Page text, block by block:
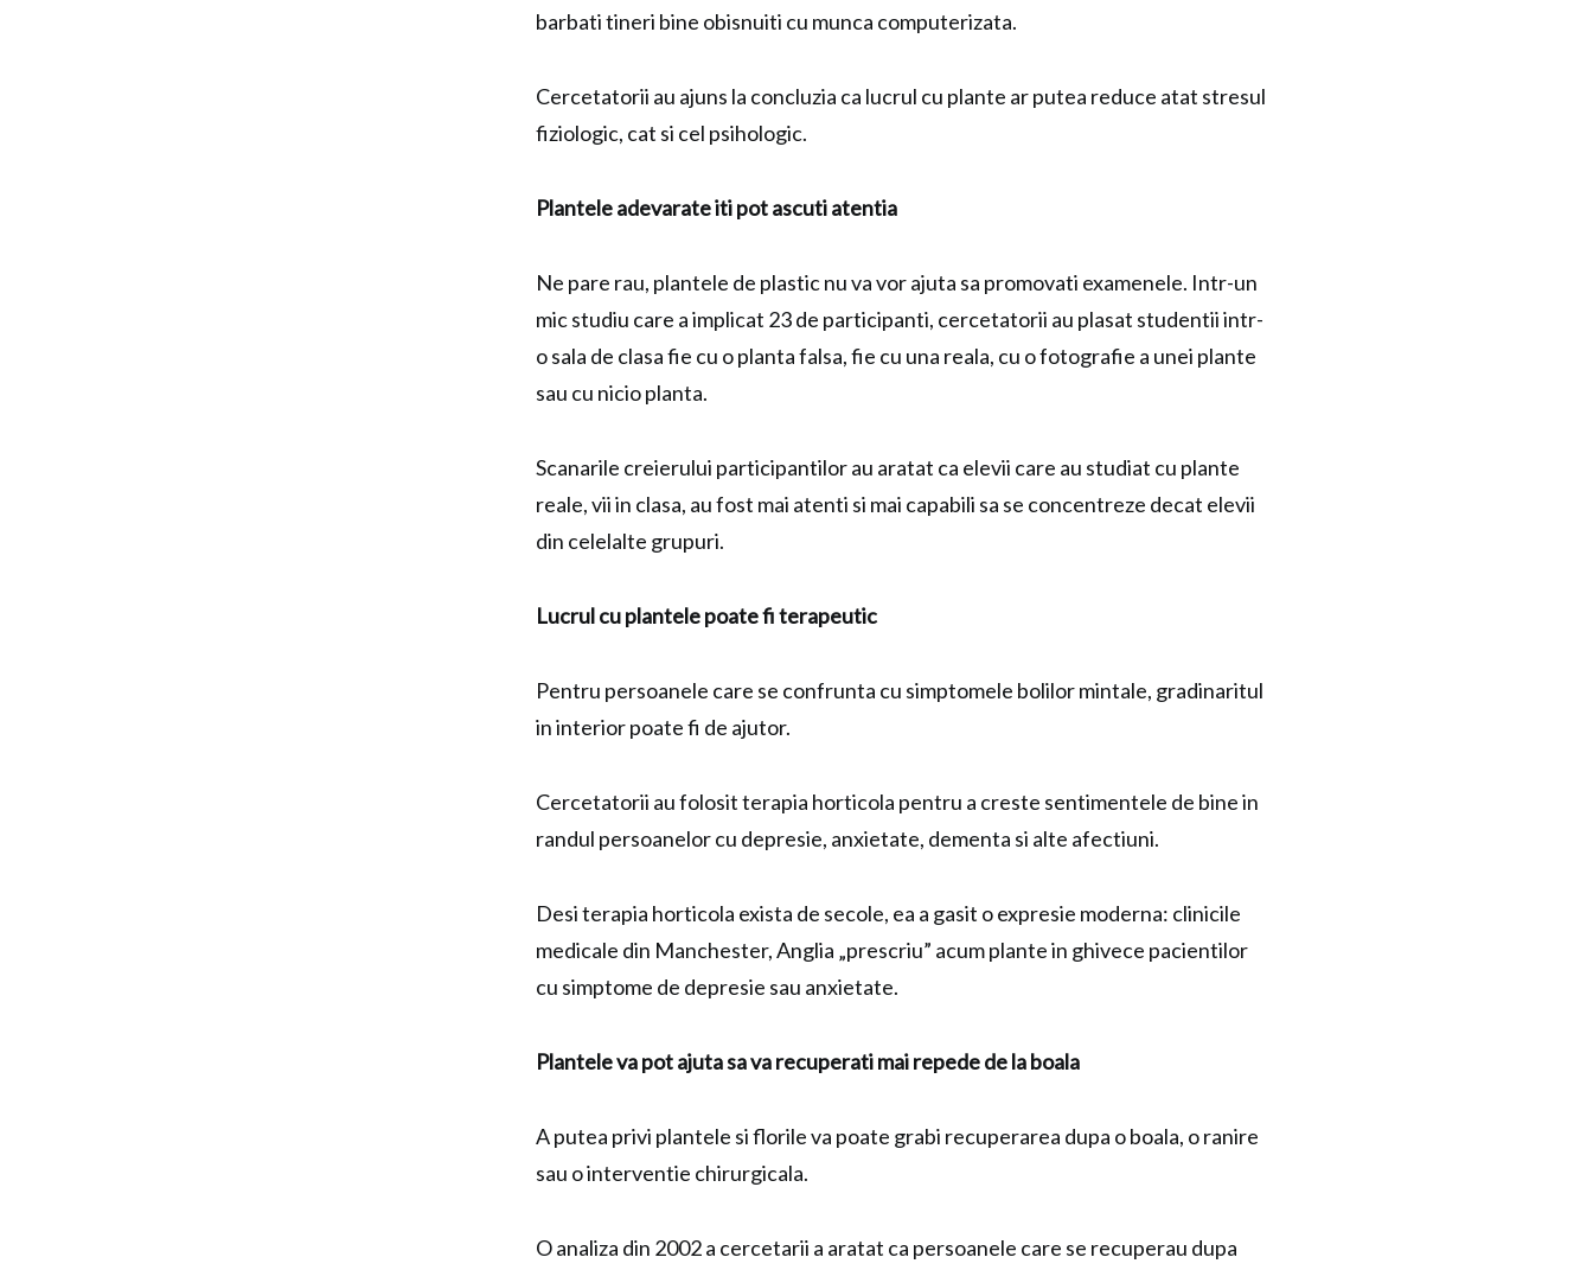
barbati tineri bine obisnuiti cu munca computerizata.
Cercetatorii au ajuns la concluzia ca lucrul cu plante ar putea reduce atat stresul
fiziologic, cat si cel psihologic.
Plantele adevarate iti pot ascuti atentia
Ne pare rau, plantele de plastic nu va vor ajuta sa promovati examenele. Intr-un
mic studiu care a implicat 23 de participanti, cercetatorii au plasat studentii intr-
o sala de clasa fie cu o planta falsa, fie cu una reala, cu o fotografie a unei plante
sau cu nicio planta.
Scanarile creierului participantilor au aratat ca elevii care au studiat cu plante
reale, vii in clasa, au fost mai atenti si mai capabili sa se concentreze decat elevii
din celelalte grupuri.
Lucrul cu plantele poate fi terapeutic
Pentru persoanele care se confrunta cu simptomele bolilor mintale, gradinaritul
in interior poate fi de ajutor.
Cercetatorii au folosit terapia horticola pentru a creste sentimentele de bine in
randul persoanelor cu depresie, anxietate, dementa si alte afectiuni.
Desi terapia horticola exista de secole, ea a gasit o expresie moderna: clinicile
medicale din Manchester, Anglia „prescriu” acum plante in ghivece pacientilor
cu simptome de depresie sau anxietate.
Plantele va pot ajuta sa va recuperati mai repede de la boala
A putea privi plantele si florile va poate grabi recuperarea dupa o boala, o ranire
sau o interventie chirurgicala.
O analiza din 2002 a cercetarii a aratat ca persoanele care se recuperau dupa